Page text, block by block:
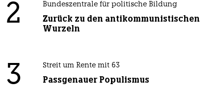
2 Bundeszentrale für politische Bildung
Zurück zu den antikommunistischen
Wurzeln
3 Streit um Rente mit 63
Passgenauer Populismus